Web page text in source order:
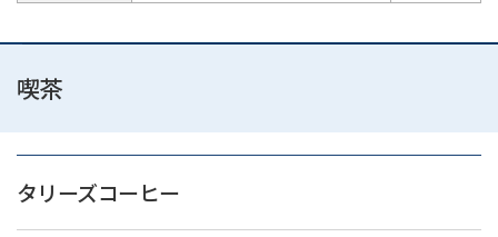
喫茶
タリーズコーヒー